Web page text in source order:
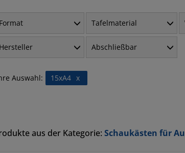
Format Tafelmaterial
Hersteller Abschließbar
Auswahl: x
15xA4
aus der Kategorie: Schaukästen für